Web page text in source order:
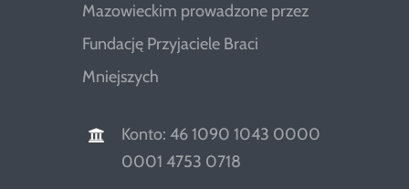
Mazowieckim prowadzone przez
Fundację Przyjaciele Braci
Mniejszych
Konto: 46 1090 1043 0000
0001 4753 0718